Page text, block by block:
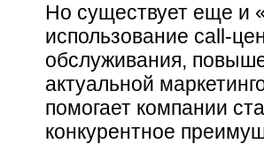
Но существует еще и
использование call-
обслуживания,
актуальной
помогает компании
конкурентное